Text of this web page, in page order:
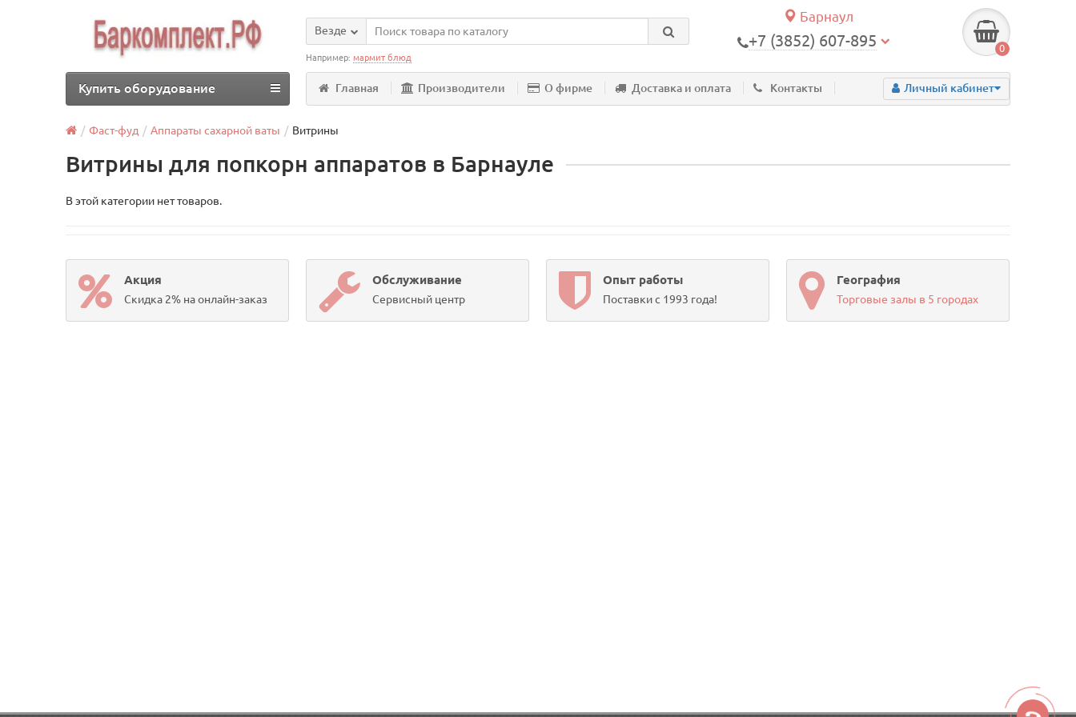
Барнаул
+7 (3852) 607-895 0
Везде
Например:мармит блюд
Главная Производители О фирме Доставка и оплата Контакты Личный кабинет
Купить оборудование
Фаст-фуд Аппараты сахарной ваты Витрины
Витрины для попкорн аппаратов в Барнауле
В этой категории нет товаров.
Акция
Скидка 2% на онлайн-заказ
Обслуживание
Сервисный центр
Опыт работы
Поставки с 1993 года!
География
Торговые залы в 5 городах